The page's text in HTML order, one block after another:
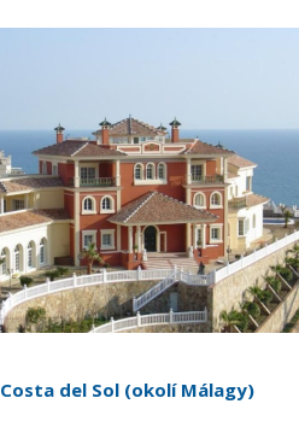
Costa del Sol (okolí Málagy)